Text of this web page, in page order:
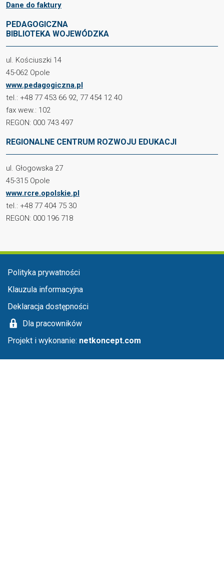
Dane do faktury
PEDAGOGICZNA
BIBLIOTEKA WOJEWÓDZKA
ul. Kościuszki 14
45-062 Opole
www.pedagogiczna.pl
tel.: +48 77 453 66 92, 77 454 12 40
fax wew.: 102
REGON: 000 743 497
REGIONALNE CENTRUM ROZWOJU EDUKACJI
ul. Głogowska 27
45-315 Opole
www.rcre.opolskie.pl
tel.: +48 77 404 75 30
REGON: 000 196 718
Menu stopka
Polityka prywatności
Klauzula informacyjna
Deklaracja dostępności
Dla pracowników
Projekt i wykonanie: netkoncept.com